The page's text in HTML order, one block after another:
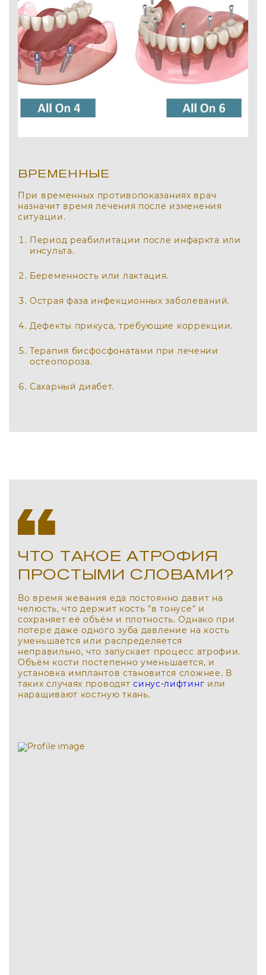
ВРЕМЕННЫЕ
При временных противопоказаниях врач
назначит время лечения после изменения
ситуации.
Период реабилитации после инфаркта или
инсульта.
Беременность или лактация.
Острая фаза инфекционных заболеваний.
Дефекты прикуса, требующие коррекции.
Терапия бисфосфонатами при лечении
остеопороза.
Сахарный диабет.
ЧТО ТАКОЕ АТРОФИЯ
ПРОСТЫМИ СЛОВАМИ?
Во время жевания еда постоянно давит на
челюсть, что держит кость "в тонусе" и
сохраняет её объём и плотность. Однако при
потере даже одного зуба давление на кость
уменьшается или распределяется
неправильно, что запускает процесс атрофии.
Объём кости постепенно уменьшается, и
установка имплантов становится сложнее. В
таких случаях проводятсинус-лифтинг или
наращивают костную ткань.